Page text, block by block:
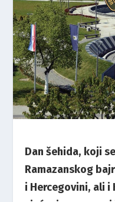
Dan šehida, koji
Ramazanskog
i Hercegovini, ali